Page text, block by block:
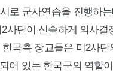
로 군사연습을 진행하
사단이 신속하게 의사
국측 장교들은 미2사
어 있는 한국군의 역할